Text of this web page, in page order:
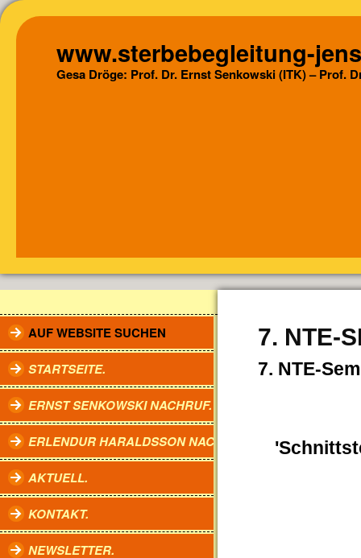
www.sterbebegleitung-
Gesa Dröge: Prof. Dr. Ernst Senkowski (ITK) – Prof.
AUF WEBSITE SUCHEN
STARTSEITE.
ERNST SENKOWSKI NACHRUF.
ERLENDUR HARALDSSON NACHRUF.
AKTUELL.
KONTAKT.
NEWSLETTER.
7. NTE-
7. NTE-